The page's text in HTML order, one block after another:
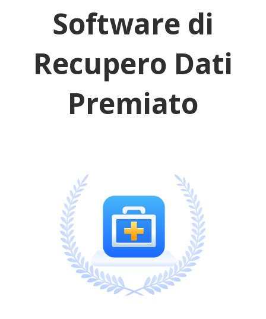
Software di
Recupero Dati
Premiato